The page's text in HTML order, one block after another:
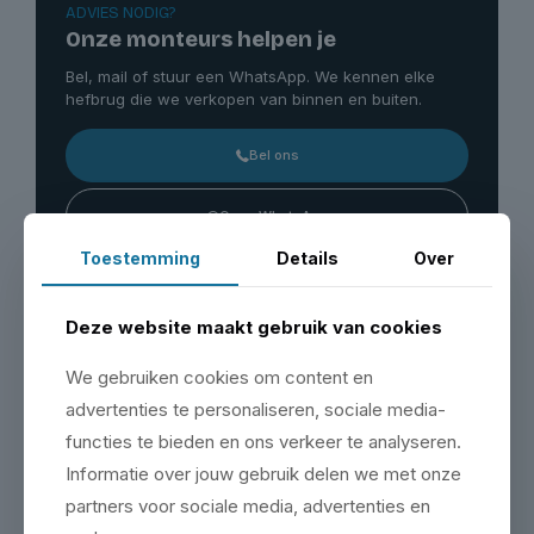
ADVIES NODIG?
Onze monteurs helpen je
Bel, mail of stuur een WhatsApp. We kennen elke
hefbrug die we verkopen van binnen en buiten.
Bel ons
Open WhatsApp
Bezoek onze showroom
Zeemanlaan 16 in IJsselstein.
Plan je bezoek
Toestemming Details Over
Deze website maakt gebruik van cookies
We gebruiken cookies om content en
advertenties te personaliseren, sociale media-
functies te bieden en ons verkeer te analyseren.
Informatie over jouw gebruik delen we met onze
partners voor sociale media, advertenties en